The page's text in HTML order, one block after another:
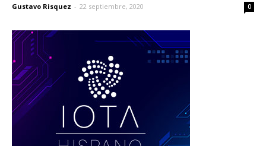
Gustavo Risquez - 22 septiembre, 2020 0